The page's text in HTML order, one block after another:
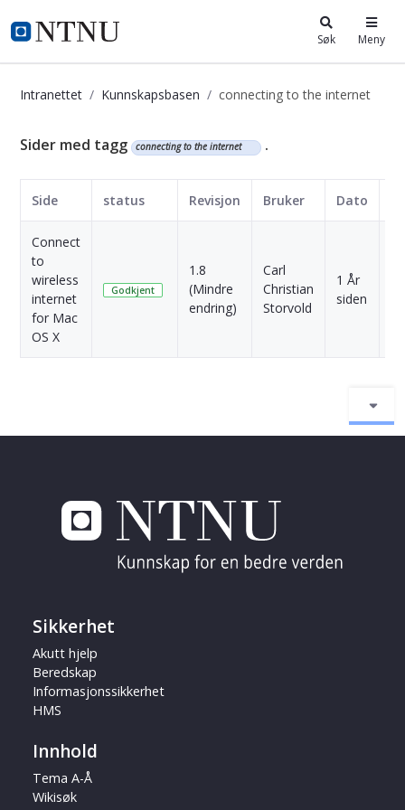
i.ntnu.no Søk Meny
Intranettet Kunnskapsbasen connecting to the internet
Kunnskapsbasen
Sider med tagg connecting to the internet .
Side status Revisjon Bruker Dato
Connect
to
wireless
internet
for Mac
OS X
Godkjent
1.8
(Mindre
endring)
Carl
Christian
Storvold
1 År
siden
Sikkerhet
Akutt hjelp
Beredskap
Informasjonssikkerhet
HMS
Innhold
Tema A-Å
Wikisøk